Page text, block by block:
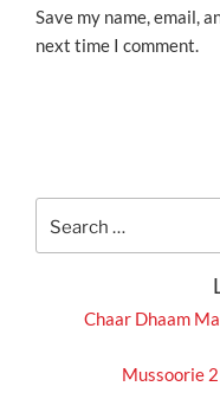
Save my name, email,
next time I comment.
for:
Chaar Dhaam
Mussoorie